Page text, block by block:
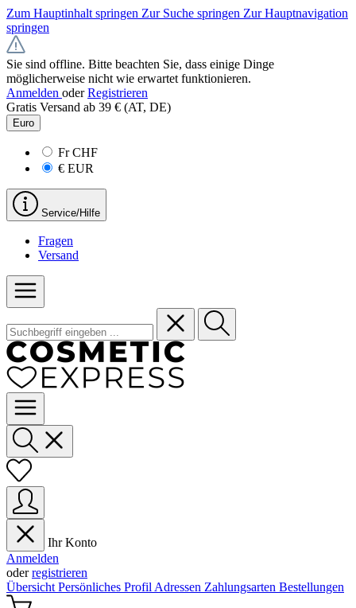
Zum Hauptinhalt springen Zur Suche springen Zur Hauptnavigation
springen
Sie sind offline. Bitte beachten Sie, dass einige Dinge
möglicherweise nicht wie erwartet funktionieren.
Anmelden oder Registrieren
Gratis Versand ab 39 € (AT, DE)
Euro
FrCHF
€ EUR
Service/Hilfe
Fragen
Versand
Ihr Konto
Anmelden
oderregistrieren
Übersicht Persönliches Profil Adressen Zahlungsarten Bestellungen